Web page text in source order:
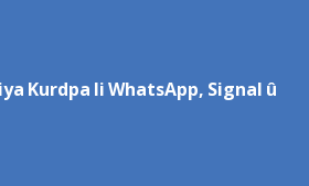
Kurdpa li WhatsApp, Signal û